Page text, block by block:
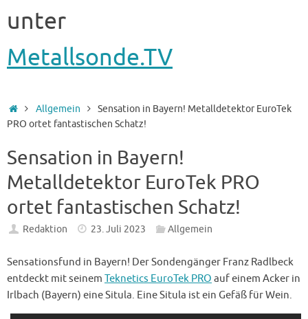
unter
Metallsonde.TV
Startseite
Allgemein
Sensation in Bayern! Metalldetektor EuroTek
PRO ortet fantastischen Schatz!
Sensation in Bayern!
Metalldetektor EuroTek PRO
ortet fantastischen Schatz!
Redaktion 23. Juli 2023 Allgemein
Sensationsfund in Bayern! Der Sondengänger Franz Radlbeck
entdeckt mit seinem Teknetics EuroTek PRO auf einem Acker in
Irlbach (Bayern) eine Situla. Eine Situla ist ein Gefäß für Wein.